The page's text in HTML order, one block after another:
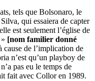
tels que Bolsonaro, le
qui essaiera de capter
est seulement l’église de
[nom familier donné
cause de l’implication de
n’est qu’un playboy de
pas eu le temps de
fait avec Collor en 1989.